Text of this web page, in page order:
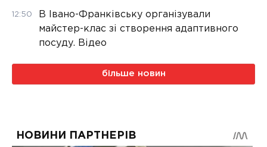
12:50
В Івано-Франківську організували
майстер-клас зі створення адаптивного
посуду. Відео
більше новин